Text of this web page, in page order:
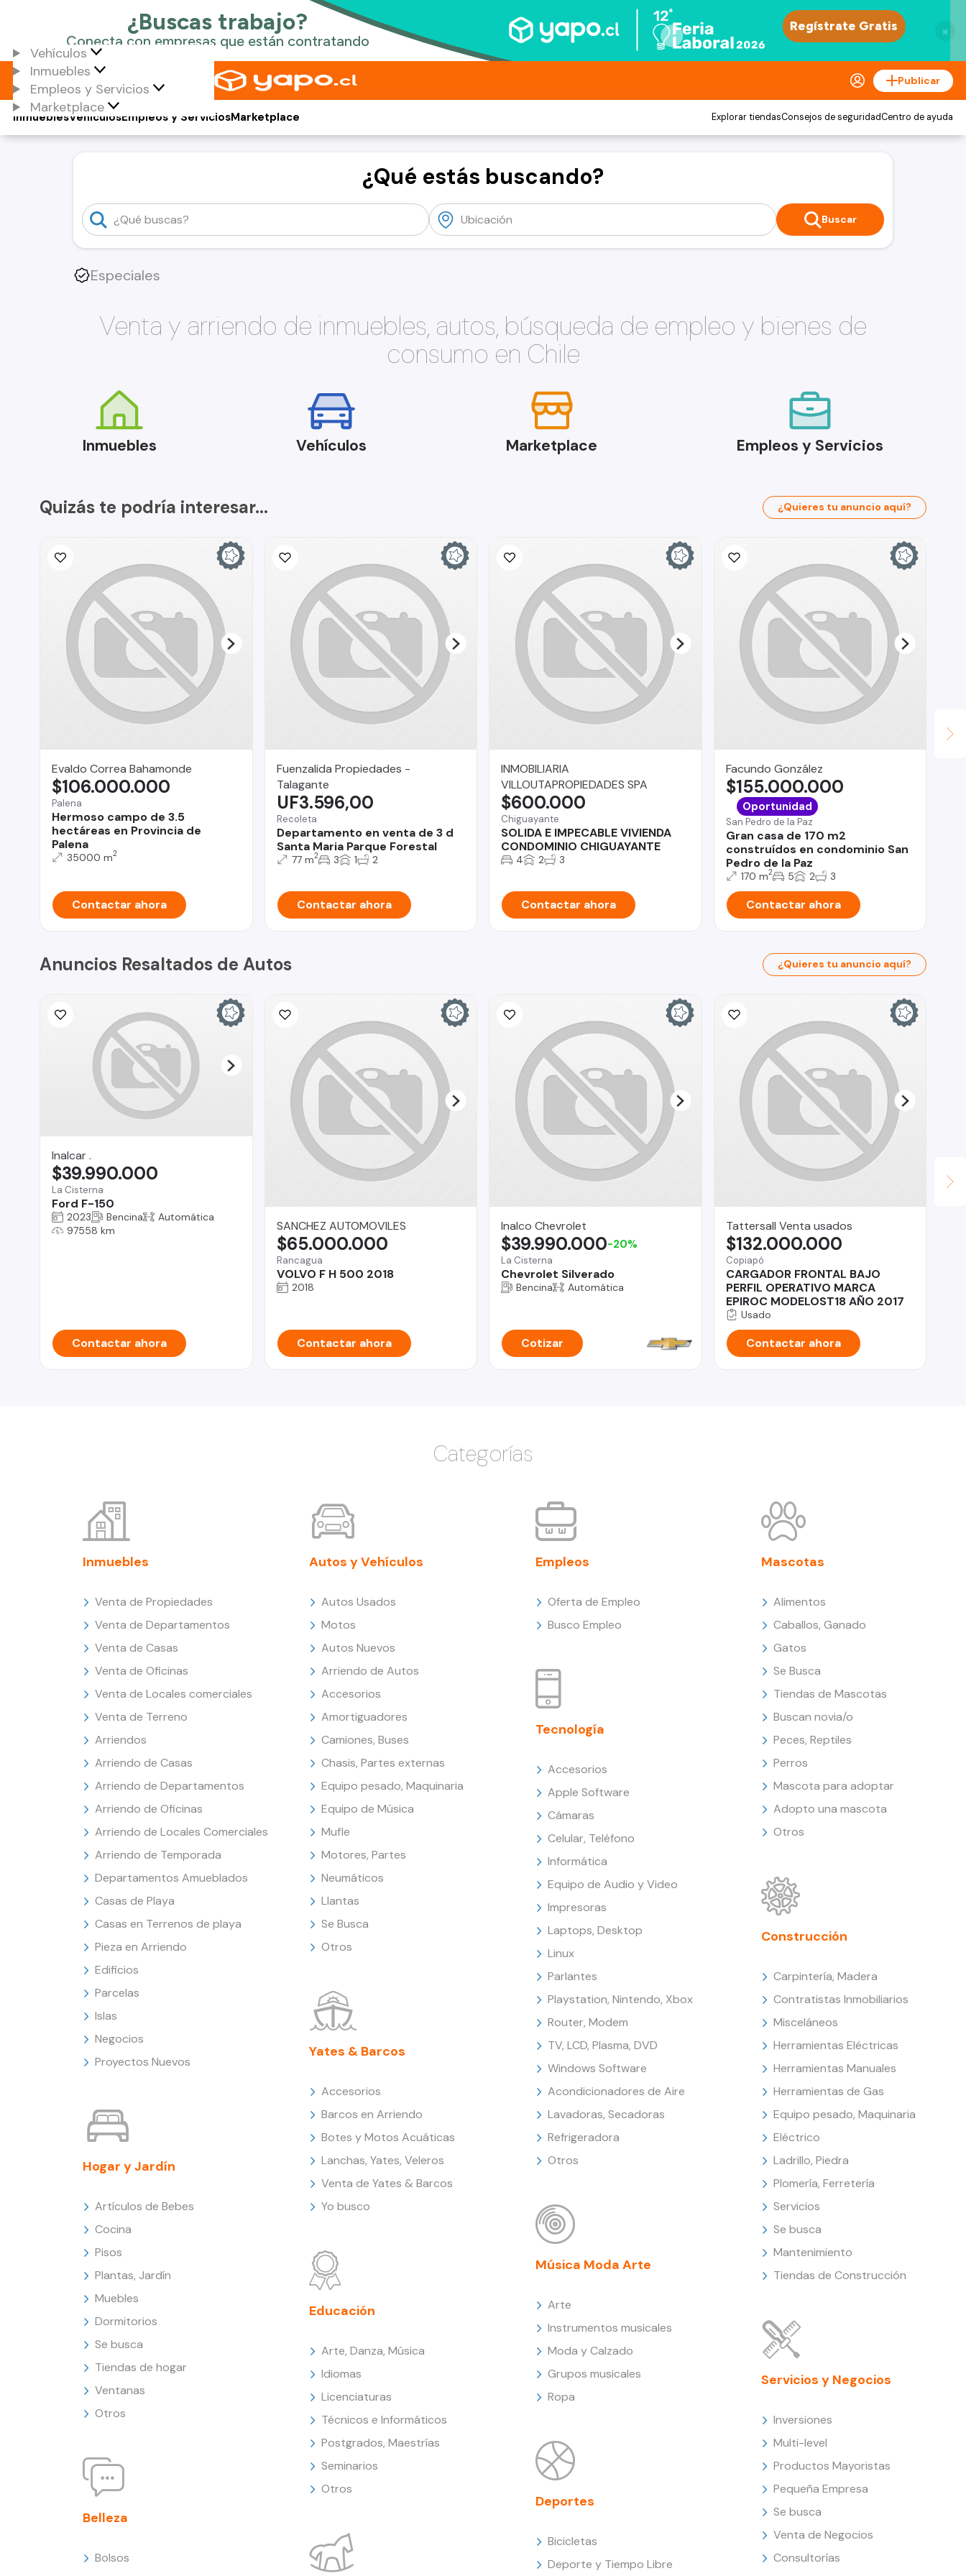
×
Vehículos
Inmuebles
Empleos y Servicios
Marketplace
Publicar
Vehículos
Inmuebles Empleos y ServiciosMarketplace Explorar tiendasConsejos de seguridadCentro de ayuda
¿Qué estás buscando?
Buscar
Especiales
Venta y arriendo de inmuebles, autos, búsqueda de empleo y bienes de
consumo en Chile
Inmuebles Vehículos Marketplace Empleos y Servicios
Quizás te podría interesar... ¿Quieres tu anuncio aquí?
Evaldo Correa Bahamonde
Palena
Hermoso campo de 3.5
hectáreas en Provincia de
Palena
$106.000.000
35000 m2
Contactar ahora
Fuenzalida Propiedades -
Talagante
Recoleta
Departamento en venta de 3 d
Santa Maria Parque Forestal
UF3.596,00
77 m2 3 1 2
Contactar ahora
INMOBILIARIA
VILLOUTAPROPIEDADES SPA
Chiguayante
SOLIDA E IMPECABLE VIVIENDA
CONDOMINIO CHIGUAYANTE
$600.000
4 2 3
Contactar ahora
Facundo González
San Pedro de la Paz
Gran casa de 170 m2
construídos en condominio San
Pedro de la Paz
$155.000.000
Oportunidad
170 m2 5 2 3
Contactar ahora
Anuncios Resaltados de Autos ¿Quieres tu anuncio aquí?
Inalcar .
La Cisterna
Ford F-150
$39.990.000
2023 Bencina
Automática
97558 km
Contactar ahora
SANCHEZ AUTOMOVILES
Rancagua
VOLVO F H 500 2018
$65.000.000
2018
Contactar ahora
Inalco Chevrolet
La Cisterna
Chevrolet Silverado
$39.990.000-20%
Bencina Automática
Cotizar
Tattersall Venta usados
Copiapó
CARGADOR FRONTAL BAJO
PERFIL OPERATIVO MARCA
EPIROC MODELOST18 AÑO 2017
$132.000.000
Usado
Contactar ahora
Categorías
Inmuebles
Venta de Propiedades
Venta de Departamentos
Venta de Casas
Venta de Oficinas
Venta de Locales comerciales
Venta de Terreno
Arriendos
Arriendo de Casas
Arriendo de Departamentos
Arriendo de Oficinas
Arriendo de Locales Comerciales
Arriendo de Temporada
Departamentos Amueblados
Casas de Playa
Casas en Terrenos de playa
Pieza en Arriendo
Edificios
Parcelas
Islas
Negocios
Proyectos Nuevos
Hogar y Jardín
Artículos de Bebes
Cocina
Pisos
Plantas, Jardín
Muebles
Dormitorios
Se busca
Tiendas de hogar
Ventanas
Otros
Belleza
Bolsos
Autos y Vehículos
Autos Usados
Motos
Autos Nuevos
Arriendo de Autos
Accesorios
Amortiguadores
Camiones, Buses
Chasis, Partes externas
Equipo pesado, Maquinaria
Equipo de Música
Mufle
Motores, Partes
Neumáticos
Llantas
Se Busca
Otros
Yates & Barcos
Accesorios
Barcos en Arriendo
Botes y Motos Acuáticas
Lanchas, Yates, Veleros
Venta de Yates & Barcos
Yo busco
Educación
Arte, Danza, Música
Idiomas
Licenciaturas
Técnicos e Informáticos
Postgrados, Maestrías
Seminarios
Otros
Empleos
Oferta de Empleo
Busco Empleo
Tecnología
Accesorios
Apple Software
Cámaras
Celular, Teléfono
Informática
Equipo de Audio y Video
Impresoras
Laptops, Desktop
Linux
Parlantes
Playstation, Nintendo, Xbox
Router, Modem
TV, LCD, Plasma, DVD
Windows Software
Acondicionadores de Aire
Lavadoras, Secadoras
Refrigeradora
Otros
Música Moda Arte
Arte
Instrumentos musicales
Moda y Calzado
Grupos musicales
Ropa
Deportes
Bicicletas
Deporte y Tiempo Libre
Mascotas
Alimentos
Caballos, Ganado
Gatos
Se Busca
Tiendas de Mascotas
Buscan novia/o
Peces, Reptiles
Perros
Mascota para adoptar
Adopto una mascota
Otros
Construcción
Carpintería, Madera
Contratistas Inmobiliarios
Misceláneos
Herramientas Eléctricas
Herramientas Manuales
Herramientas de Gas
Equipo pesado, Maquinaria
Eléctrico
Ladrillo, Piedra
Plomería, Ferretería
Servicios
Se busca
Mantenimiento
Tiendas de Construcción
Servicios y Negocios
Inversiones
Multi-level
Productos Mayoristas
Pequeña Empresa
Se busca
Venta de Negocios
Consultorías